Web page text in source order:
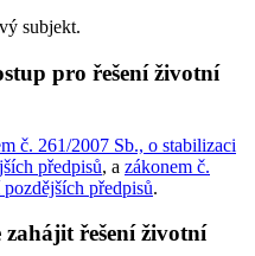
subjekt.
pro řešení životní
č. 261/2007 Sb., o stabilizaci
předpisů, a zákonem č.
předpisů.
zahájit řešení životní